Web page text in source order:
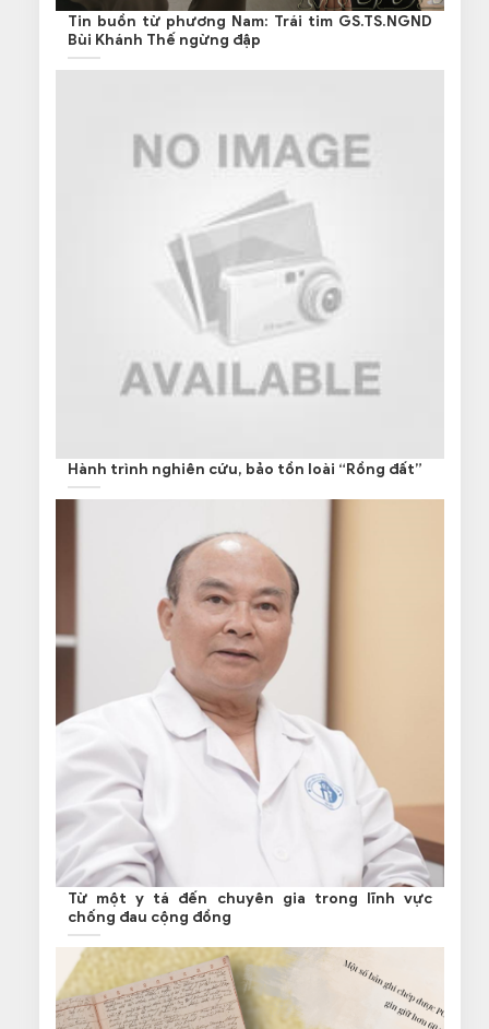
Tin buồn từ phương Nam: Trái tim GS.TS.NGND
Bùi Khánh Thế ngừng đập
Hành trình nghiên cứu, bảo tồn loài “Rồng đất”
Từ một y tá đến chuyên gia trong lĩnh vực
chống đau cộng đồng